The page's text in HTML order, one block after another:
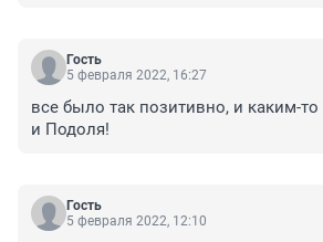
Гость
5 февраля 2022, 16:27
все было так позитивно, и каким-то
и Подоля!
Гость
5 февраля 2022, 12:10